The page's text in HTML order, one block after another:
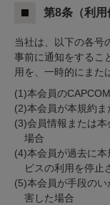
第8条（利用
当社は、以下の各号
事前に通知をするこ
用を、一時的にまた
(1)本会員の
(2)本会員が本規約
(3)会員情報または
場合
(4)本会員が過去に
ビスの利用を停止
(5)本会員が手段の
害した場合